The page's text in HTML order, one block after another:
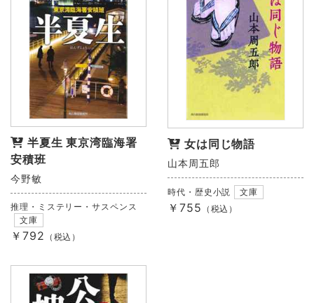
半夏生 東京湾臨海署
安積班
今野敏
推理・ミステリー・サスペンス
文庫
￥792 （税込）
女は同じ物語
山本周五郎
時代・歴史小説 文庫
￥755 （税込）